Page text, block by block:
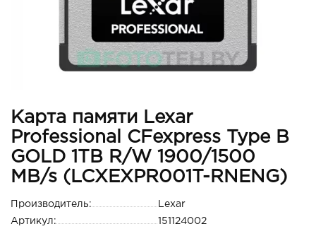
Карта памяти Lexar
Professional CFexpress Type B
GOLD 1TB R/W 1900/1500
MB/s (LCXEXPR001T-RNENG)
Производитель:
Lexar
Артикул:
151124002